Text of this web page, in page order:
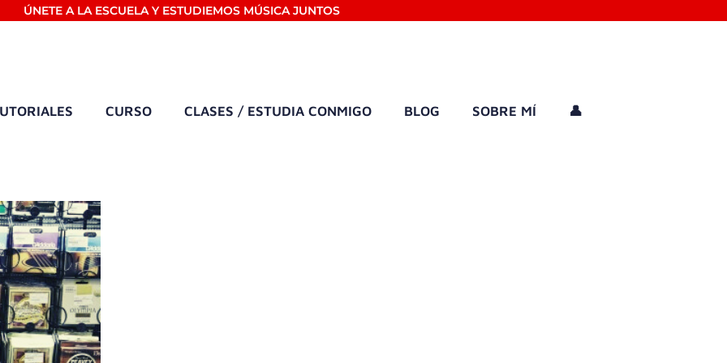
ÚNETE A LA ESCUELA Y ESTUDIEMOS MÚSICA JUNTOS
CURSO CLASES / ESTUDIA CONMIGO BLOG SOBRE MÍ 👤